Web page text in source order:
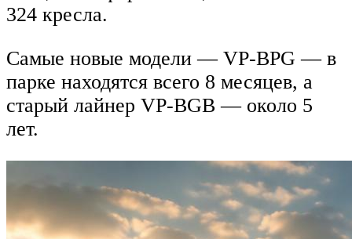
324 кресла.
Самые новые модели — VP-BPG — в
парке находятся всего 8 месяцев, а
старый лайнер VP-BGB — около 5
лет.